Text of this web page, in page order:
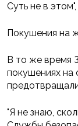
Суть не в
Покушения на
В то же время
покушениях на
"Я не знаю,